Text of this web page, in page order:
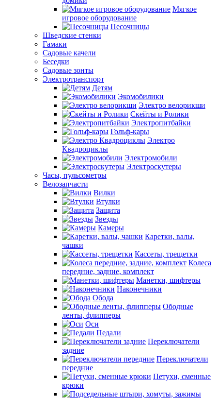
Мягкое
игровое оборудование
Песочницы
Шведские стенки
Гамаки
Садовые качели
Беседки
Садовые зонты
Электротранспорт
Детям
Экомобилики
Электро велорикши
Скейты и Ролики
Электропитбайки
Гольф-кары
Электро
Квадроциклы
Электромобили
Электроскутеры
Часы, пульсометры
Велозапчасти
Вилки
Втулки
Защита
Звезды
Камеры
Каретки, валы,
чашки
Кассеты, трещетки
Колеса
передние, задние, комплект
Манетки, шифтеры
Наконечники
Обода
Ободные
ленты, флипперы
Оси
Педали
Переключатели
задние
Переключатели
передние
Петухи, сменные
крюки